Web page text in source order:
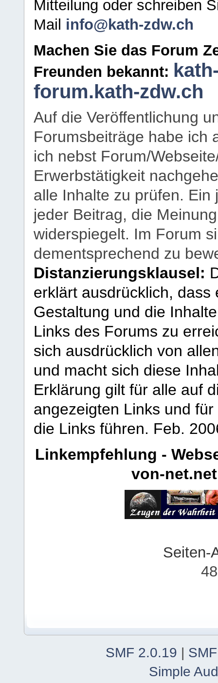
Mitteilung oder schreiben
Mail info@kath-zdw.ch
Machen Sie das Forum
Freunden bekannt:
forum.kath-zdw.ch
Auf die Veröffentlichung
Forumsbeiträge habe ich
ich nebst Forum/
Erwerbstätigkeit
alle Inhalte zu prüfen.
jeder Beitrag, die
widerspiegelt. Im Forum
dementsprechend zu
Distanzierungsklausel:
erklärt ausdrücklich,
Gestaltung und die
Links des Forums zu
sich ausdrücklich von
und macht sich diese
Erklärung gilt für alle auf
angezeigten Links und
die Links führen. Feb.
Linkempfehlung -
von-net.net
Seiten-
SMF 2.0.19 |
Simple